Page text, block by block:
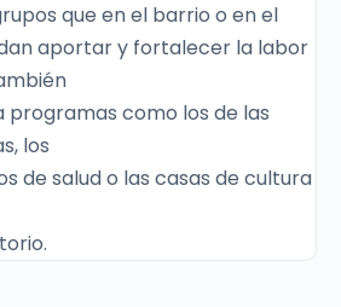
que en el barrio o en el
aportar y fortalecer la labor
programas como los de las
los
de salud o las casas de cultura